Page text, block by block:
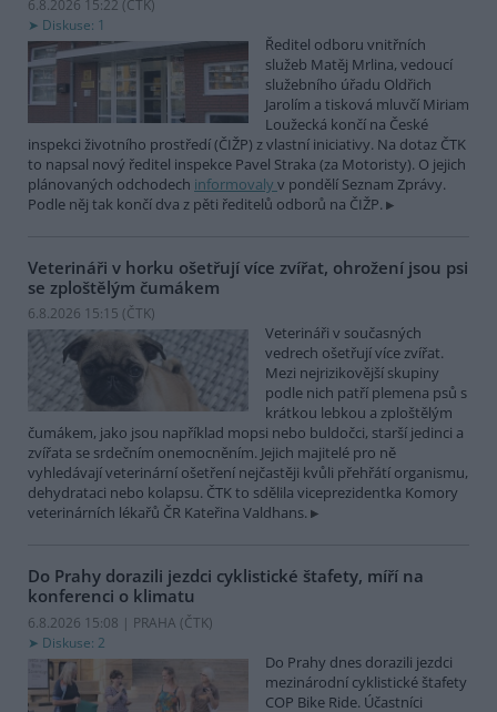
6.8.2026 15:22 (ČTK)
Diskuse: 1
Ředitel odboru vnitřních
služeb Matěj Mrlina, vedoucí
služebního úřadu Oldřich
Jarolím a tisková mluvčí Miriam
Loužecká končí na České
inspekci životního prostředí (ČIŽP) z vlastní iniciativy. Na dotaz ČTK
to napsal nový ředitel inspekce Pavel Straka (za Motoristy). O jejich
plánovaných odchodech informovaly v pondělí Seznam Zprávy.
Podle něj tak končí dva z pěti ředitelů odborů na ČIŽP.
Veterináři v horku ošetřují více zvířat, ohrožení jsou psi
se zploštělým čumákem
6.8.2026 15:15 (ČTK)
Veterináři v současných
vedrech ošetřují více zvířat.
Mezi nejrizikovější skupiny
podle nich patří plemena psů s
krátkou lebkou a zploštělým
čumákem, jako jsou například mopsi nebo buldočci, starší jedinci a
zvířata se srdečním onemocněním. Jejich majitelé pro ně
vyhledávají veterinární ošetření nejčastěji kvůli přehřátí organismu,
dehydrataci nebo kolapsu. ČTK to sdělila viceprezidentka Komory
veterinárních lékařů ČR Kateřina Valdhans.
Do Prahy dorazili jezdci cyklistické štafety, míří na
konferenci o klimatu
6.8.2026 15:08 | PRAHA (ČTK)
Diskuse: 2
Do Prahy dnes dorazili jezdci
mezinárodní cyklistické štafety
COP Bike Ride. Účastníci